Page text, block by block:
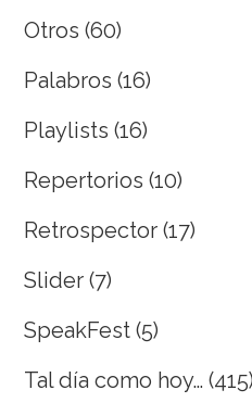
Otros (60)
Palabros (16)
Playlists (16)
Repertorios (10)
Retrospector (17)
Slider (7)
SpeakFest (5)
Tal día como hoy… (415)